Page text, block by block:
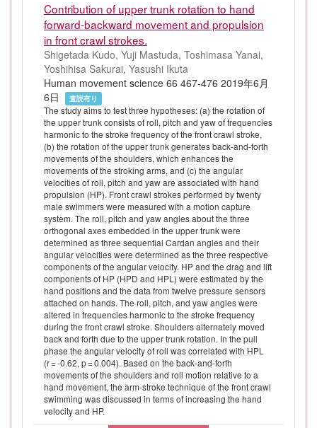
Contribution of upper trunk rotation to hand
forward-backward movement and propulsion
in front crawl strokes.
Shigetada Kudo, Yuji Mastuda, Toshimasa Yanai,
Yoshihisa Sakurai, Yasushi Ikuta
Human movement science 66 467-476 2019年6月
6日
査読有り
The study aims to test three hypotheses: (a) the rotation of
the upper trunk consists of roll, pitch and yaw of frequencies
harmonic to the stroke frequency of the front crawl stroke,
(b) the rotation of the upper trunk generates back-and-forth
movements of the shoulders, which enhances the
movements of the stroking arms, and (c) the angular
velocities of roll, pitch and yaw are associated with hand
propulsion (HP). Front crawl strokes performed by twenty
male swimmers were measured with a motion capture
system. The roll, pitch and yaw angles about the three
orthogonal axes embedded in the upper trunk were
determined as three sequential Cardan angles and their
angular velocities were determined as the three respective
components of the angular velocity. HP and the drag and lift
components of HP (HPD and HPL) were estimated by the
hand positions and the data from twelve pressure sensors
attached on hands. The roll, pitch, and yaw angles were
altered in frequencies harmonic to the stroke frequency
during the front crawl stroke. Shoulders alternately moved
back and forth due to the upper trunk rotation. In the pull
phase the angular velocity of roll was correlated with HPL
(r = -0.62, p = 0.004). Based on the back-and-forth
movements of the shoulders and roll motion relative to a
hand movement, the arm-stroke technique of the front crawl
swimming was discussed in terms of increasing the hand
velocity and HP.